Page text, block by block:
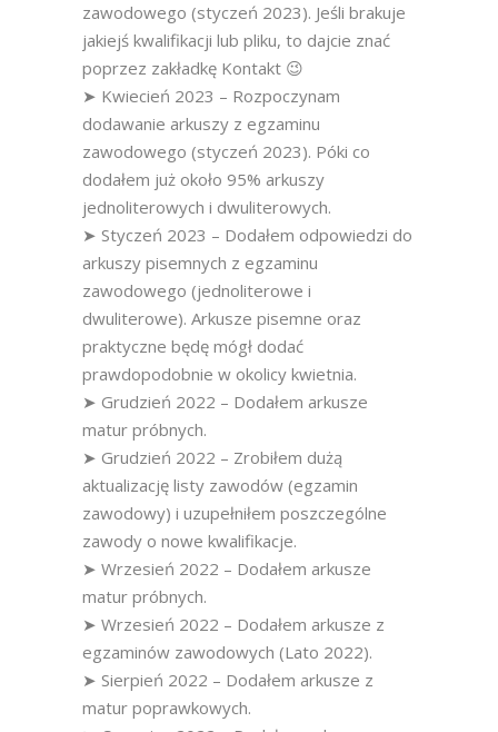
zawodowego (styczeń 2023). Jeśli brakuje
jakiejś kwalifikacji lub pliku, to dajcie znać
poprzez zakładkę Kontakt 😉
➤ Kwiecień 2023 – Rozpoczynam
dodawanie arkuszy z egzaminu
zawodowego (styczeń 2023). Póki co
dodałem już około 95% arkuszy
jednoliterowych i dwuliterowych.
➤ Styczeń 2023 – Dodałem odpowiedzi do
arkuszy pisemnych z egzaminu
zawodowego (jednoliterowe i
dwuliterowe). Arkusze pisemne oraz
praktyczne będę mógł dodać
prawdopodobnie w okolicy kwietnia.
➤ Grudzień 2022 – Dodałem arkusze
matur próbnych.
➤ Grudzień 2022 – Zrobiłem dużą
aktualizację listy zawodów (egzamin
zawodowy) i uzupełniłem poszczególne
zawody o nowe kwalifikacje.
➤ Wrzesień 2022 – Dodałem arkusze
matur próbnych.
➤ Wrzesień 2022 – Dodałem arkusze z
egzaminów zawodowych (Lato 2022).
➤ Sierpień 2022 – Dodałem arkusze z
matur poprawkowych.